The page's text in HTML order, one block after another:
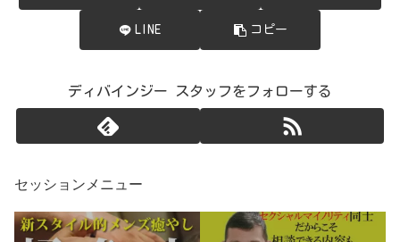
LINE コピー
ディバインジー スタッフをフォローする
セッションメニュー